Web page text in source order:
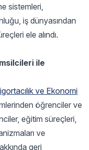
sistemleri,
iş dünyasından
ele alındı.
ile
ve Ekonomi
öğrenciler ve
eğitim süreçleri,
ve
geri